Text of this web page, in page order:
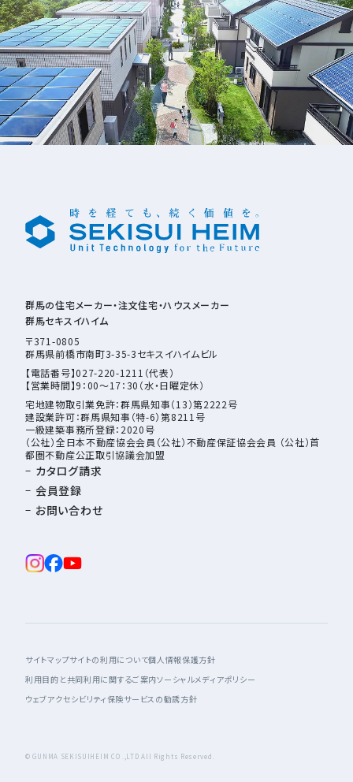
群馬の住宅メーカー・注文住宅・ハウスメーカー
群馬セキスイハイム
〒371-0805
群馬県前橋市南町3-35-3セキスイハイムビル
【電話番号】027-220-1211（代表）
【営業時間】9：00～17：30（水・日曜定休）
宅地建物取引業免許：群馬県知事（13）第2222号
建設業許可：群馬県知事（特-6）第8211号
一級建築事務所登録：2020号
（公社）全日本不動産協会会員（公社）不動産保証協会会員 （公社）首
都圏不動産公正取引協議会加盟
カタログ請求
会員登録
お問い合わせ
サイトマップサイトの利用について個人情報保護方針
利用目的と共同利用に関するご案内ソーシャルメディアポリシー
ウェブアクセシビリティ保険サービスの勧誘方針
© GUNMA SEKISUIHEIM CO .,LTD All Rights Reserved.